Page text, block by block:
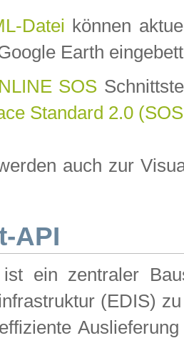
Datei können
Earth
SOS
Standard 2.0
auch zur
API
ist ein zentraler
(EDIS)